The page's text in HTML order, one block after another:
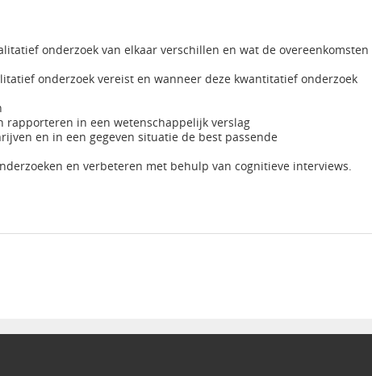
onderzoek van elkaar verschillen en wat de overeenkomsten
onderzoek vereist en wanneer deze kwantitatief onderzoek
rapporteren in een wetenschappelijk verslag
en in een gegeven situatie de best passende
en verbeteren met behulp van cognitieve interviews.